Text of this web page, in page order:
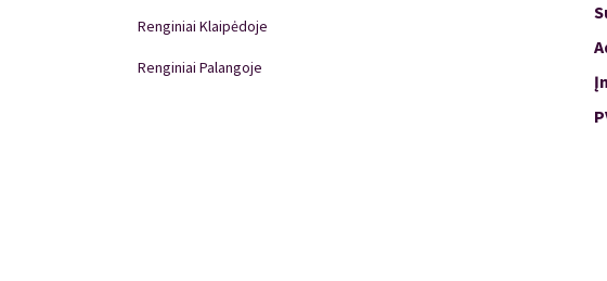
Renginiai Klaipėdoje
Renginiai Palangoje